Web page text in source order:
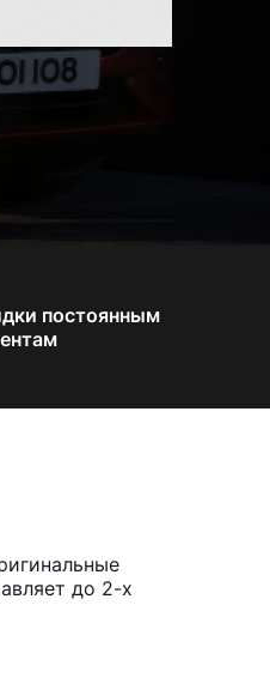
постоянным
до 2-х